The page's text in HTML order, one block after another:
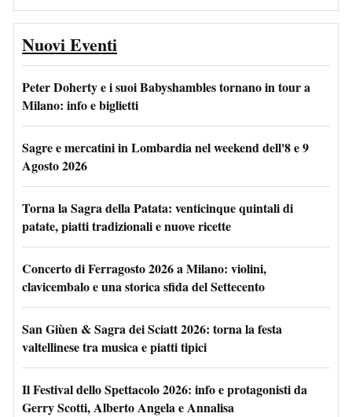
Nuovi Eventi
Peter Doherty e i suoi Babyshambles tornano in tour a
Milano: info e biglietti
Sagre e mercatini in Lombardia nel weekend dell'8 e 9
Agosto 2026
Torna la Sagra della Patata: venticinque quintali di
patate, piatti tradizionali e nuove ricette
Concerto di Ferragosto 2026 a Milano: violini,
clavicembalo e una storica sfida del Settecento
San Giùen & Sagra dei Sciatt 2026: torna la festa
valtellinese tra musica e piatti tipici
Il Festival dello Spettacolo 2026: info e protagonisti da
Gerry Scotti, Alberto Angela e Annalisa